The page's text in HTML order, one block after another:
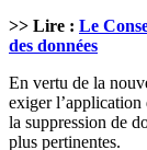
>> Lire : Le
des données
En vertu de la
exiger l’application
la suppression de
plus pertinentes.